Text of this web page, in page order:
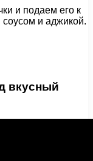
и подаем его к
и аджикой.
вкусный